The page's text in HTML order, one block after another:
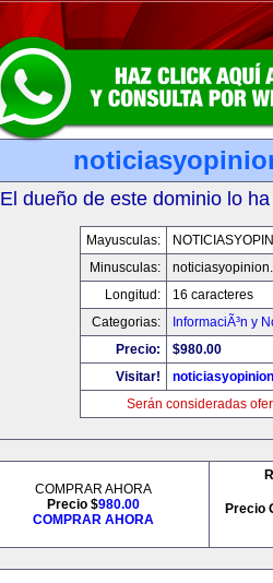
El dueño de este dominio lo
Mayusculas:
Minusculas:
Longitud:
16 caracteres
Categorias:
InformaciÃ³n y
Precio:
$980.00
Visitar!
Serán consideradas
COMPRAR AHORA
Precio $980.00
COMPRAR AHORA
Precio